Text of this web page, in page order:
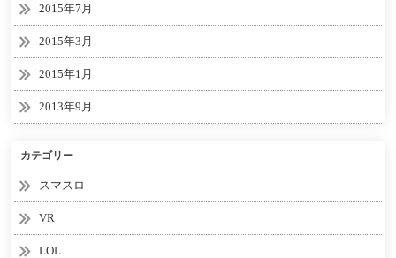
2015年7月
2015年3月
2015年1月
2013年9月
カテゴリー
スマスロ
VR
LOL